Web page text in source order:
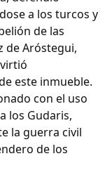
a los turcos y
de las
de Aróstegui,
este inmueble.
con el uso
los Gudaris,
la guerra civil
de los